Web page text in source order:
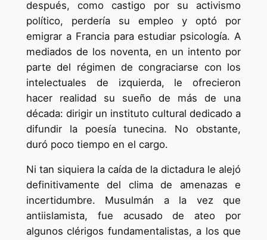
después, como castigo por su activismo
político, perdería su empleo y optó por
emigrar a Francia para estudiar psicología. A
mediados de los noventa, en un intento por
parte del régimen de congraciarse con los
intelectuales de izquierda, le ofrecieron
hacer realidad su sueño de más de una
década: dirigir un instituto cultural dedicado a
difundir la poesía tunecina. No obstante,
duró poco tiempo en el cargo.
Ni tan siquiera la caída de la dictadura le alejó
definitivamente del clima de amenazas e
incertidumbre. Musulmán a la vez que
antiislamista, fue acusado de ateo por
algunos clérigos fundamentalistas, a los que